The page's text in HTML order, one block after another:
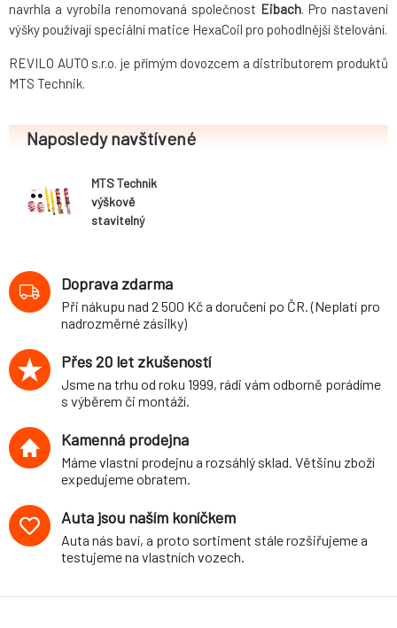
navrhla a vyrobila renomovaná společnost Eibach. Pro nastavení
výšky používají speciální matice HexaCoil pro pohodlnější štelování.
REVILO AUTO s.r.o. je přímým dovozcem a distributorem produktů
MTS Technik.
Naposledy navštívené
MTS Technik
výškově
stavitelný
Opel Tigra
TwinTop (typ X-
C, 1.04-8.10) -
pouze vozy se
uchycením
zadního tlumiče
šroubem M10
Doprava zdarma
Při nákupu nad 2 500 Kč a doručení po ČR. (Neplatí pro
nadrozměrné zásilky)
Přes 20 let zkušeností
Jsme na trhu od roku 1999, rádi vám odborně porádíme
s výběrem či montáží.
Kamenná prodejna
Máme vlastní prodejnu a rozsáhlý sklad. Většinu zboží
expedujeme obratem.
Auta jsou naším koníčkem
Auta nás baví, a proto sortiment stále rozšiřujeme a
testujeme na vlastních vozech.